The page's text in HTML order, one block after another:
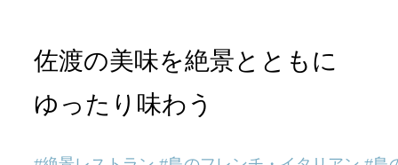
佐渡の美味を絶景とともに
ゆったり味わう